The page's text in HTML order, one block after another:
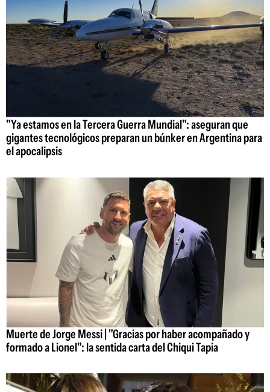
"Ya estamos en la Tercera Guerra Mundial": aseguran que
gigantes tecnológicos preparan un búnker en Argentina para
el apocalipsis
Muerte de Jorge Messi | "Gracias por haber acompañado y
formado a Lionel": la sentida carta del Chiqui Tapia